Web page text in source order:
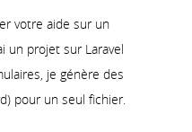
votre aide sur un
un projet sur Laravel
je génère des
pour un seul fichier.